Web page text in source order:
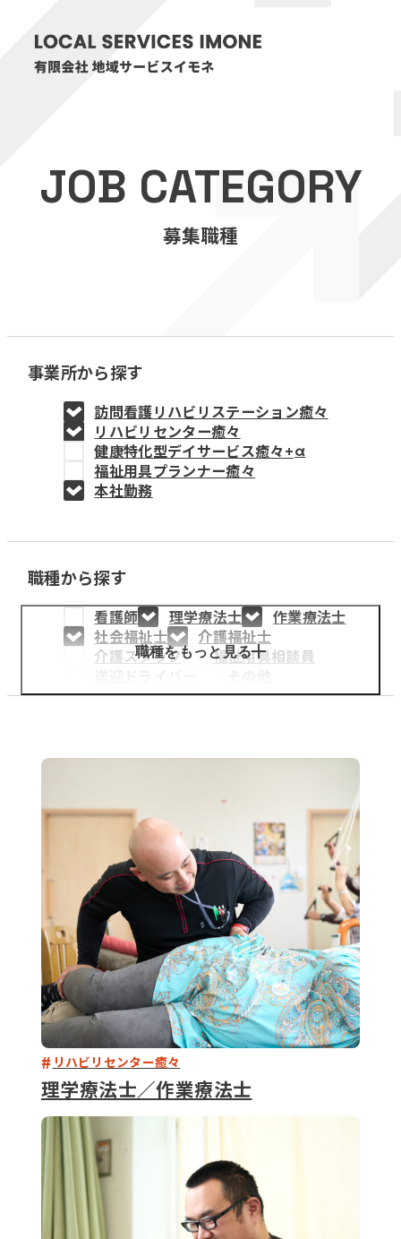
医療・介護事業
訪問看護リハビリステーション癒々
福祉用具プランナー癒々
教育事業
姫路中央こども園
姫路中央保育園
採用情報
医療・介護事業
募集職種
ENTRY 079-
(
JOB CATEGORY
募集職種
事業所から探す
訪問看護リハビリステーション癒々
リハビリセンター癒々
健康特化型デイサービス癒々+α
福祉用具プランナー癒々
本社勤務
職種から探す
看護師 理学療法士
作業療法士
社会福祉士
介護福祉士
介護スタッフ
福祉用具相談員
職種をもっと見る
リハビリセンター癒々
理学療法士／作業療法士